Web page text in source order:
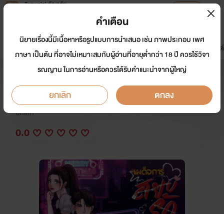
Tunwalai ธัญวลัย
หน้าแรก นิยาย อีบุ๊ก การ์ตูน
มาใหม่
ดรีมแชท ธัญลิสต์
เผด็จการสยบรัก SM+20[ดุ🔞เถื่อน]
นักเขียน: โฉมงามสุดสวย
อีโรติก
0.0
คำเตือน
นิยายเรื่องนี้มีเนื้อหาหรือรูปแบบการนำเสนอ เช่น ภาพประกอบ เพศ
ภาษา เป็นต้น ที่อาจไม่เหมาะสมกับผู้อ่านที่อายุต่ำกว่า 18 ปี ควรใช้วิจา
รณญาน ในการอ่านหรือควรได้รับคำแนะนำจากผู้ใหญ่
ยกเลิก ตกลง